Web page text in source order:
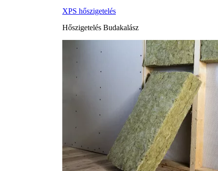
XPS hőszigetelés
Hőszigetelés Budakalász